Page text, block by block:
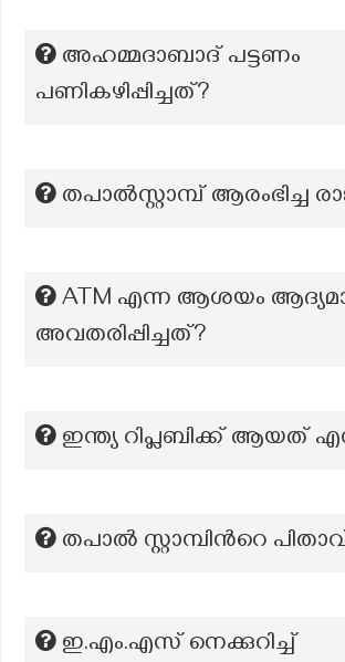
അഹമ്മദാബാദ് പട്ടണം
പണികഴിപ്പിച്ചത്?
തപാൽസ്റ്റാമ്പ് ആരംഭിച്ച
ATM എന്ന ആശയം
അവതരിപ്പിച്ചത്?
ഇന്ത്യ റിപ്ലബിക്ക് ആയത്
തപാൽ സ്റ്റാമ്പിന്‍റെ
ഇ.എം.എസ് നെക്കുറിച്ച്